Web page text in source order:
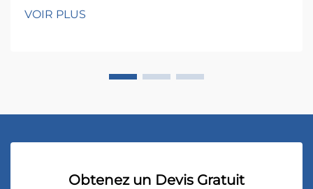
VOIR PLUS
Obtenez un Devis Gratuit